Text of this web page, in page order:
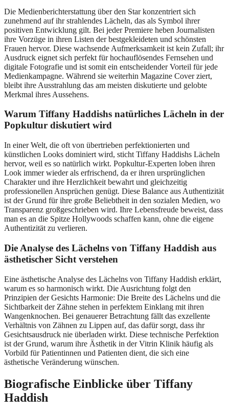
Die Medienberichterstattung über den Star konzentriert sich
zunehmend auf ihr strahlendes Lächeln, das als Symbol ihrer
positiven Entwicklung gilt. Bei jeder Premiere heben Journalisten
ihre Vorzüge in ihren Listen der bestgekleideten und schönsten
Frauen hervor. Diese wachsende Aufmerksamkeit ist kein Zufall; ihr
Ausdruck eignet sich perfekt für hochauflösendes Fernsehen und
digitale Fotografie und ist somit ein entscheidender Vorteil für jede
Medienkampagne. Während sie weiterhin Magazine Cover ziert,
bleibt ihre Ausstrahlung das am meisten diskutierte und gelobte
Merkmal ihres Aussehens.
Warum Tiffany Haddishs natürliches Lächeln in der
Popkultur diskutiert wird
In einer Welt, die oft von übertrieben perfektionierten und
künstlichen Looks dominiert wird, sticht Tiffany Haddishs Lächeln
hervor, weil es so natürlich wirkt. Popkultur-Experten loben ihren
Look immer wieder als erfrischend, da er ihren ursprünglichen
Charakter und ihre Herzlichkeit bewahrt und gleichzeitig
professionellen Ansprüchen genügt. Diese Balance aus Authentizität
ist der Grund für ihre große Beliebtheit in den sozialen Medien, wo
Transparenz großgeschrieben wird. Ihre Lebensfreude beweist, dass
man es an die Spitze Hollywoods schaffen kann, ohne die eigene
Authentizität zu verlieren.
Die Analyse des Lächelns von Tiffany Haddish aus
ästhetischer Sicht verstehen
Eine ästhetische Analyse des Lächelns von Tiffany Haddish erklärt,
warum es so harmonisch wirkt. Die Ausrichtung folgt den
Prinzipien der Gesichts Harmonie: Die Breite des Lächelns und die
Sichtbarkeit der Zähne stehen in perfektem Einklang mit ihren
Wangenknochen. Bei genauerer Betrachtung fällt das exzellente
Verhältnis von Zähnen zu Lippen auf, das dafür sorgt, dass ihr
Gesichtsausdruck nie überladen wirkt. Diese technische Perfektion
ist der Grund, warum ihre Ästhetik in der Vitrin Klinik häufig als
Vorbild für Patientinnen und Patienten dient, die sich eine
ästhetische Veränderung wünschen.
Biografische Einblicke über Tiffany
Haddish